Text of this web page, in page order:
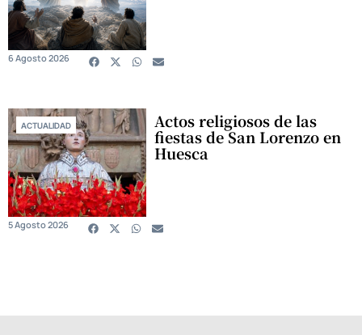
6 Agosto 2026
ACTUALIDAD Actos religiosos de las
fiestas de San Lorenzo en
Huesca
5 Agosto 2026